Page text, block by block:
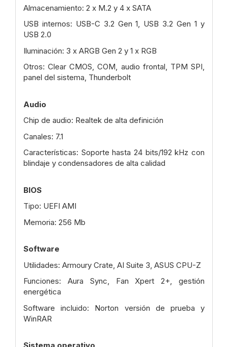
Almacenamiento: 2 x M.2 y 4 x SATA
USB internos: USB-C 3.2 Gen 1, USB 3.2 Gen 1 y
USB 2.0
Iluminación: 3 x ARGB Gen 2 y 1 x RGB
Otros: Clear CMOS, COM, audio frontal, TPM SPI,
panel del sistema, Thunderbolt
Audio
Chip de audio: Realtek de alta definición
Canales: 7.1
Características: Soporte hasta 24 bits/192 kHz con
blindaje y condensadores de alta calidad
BIOS
Tipo: UEFI AMI
Memoria: 256 Mb
Software
Utilidades: Armoury Crate, AI Suite 3, ASUS CPU-Z
Funciones: Aura Sync, Fan Xpert 2+, gestión
energética
Software incluido: Norton versión de prueba y
WinRAR